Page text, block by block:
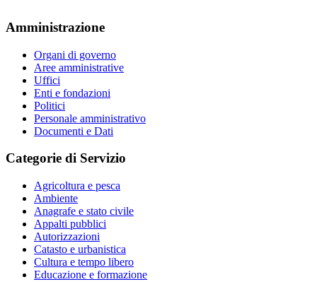
Amministrazione
Organi di governo
Aree amministrative
Uffici
Enti e fondazioni
Politici
Personale amministrativo
Documenti e Dati
Categorie di Servizio
Agricoltura e pesca
Ambiente
Anagrafe e stato civile
Appalti pubblici
Autorizzazioni
Catasto e urbanistica
Cultura e tempo libero
Educazione e formazione